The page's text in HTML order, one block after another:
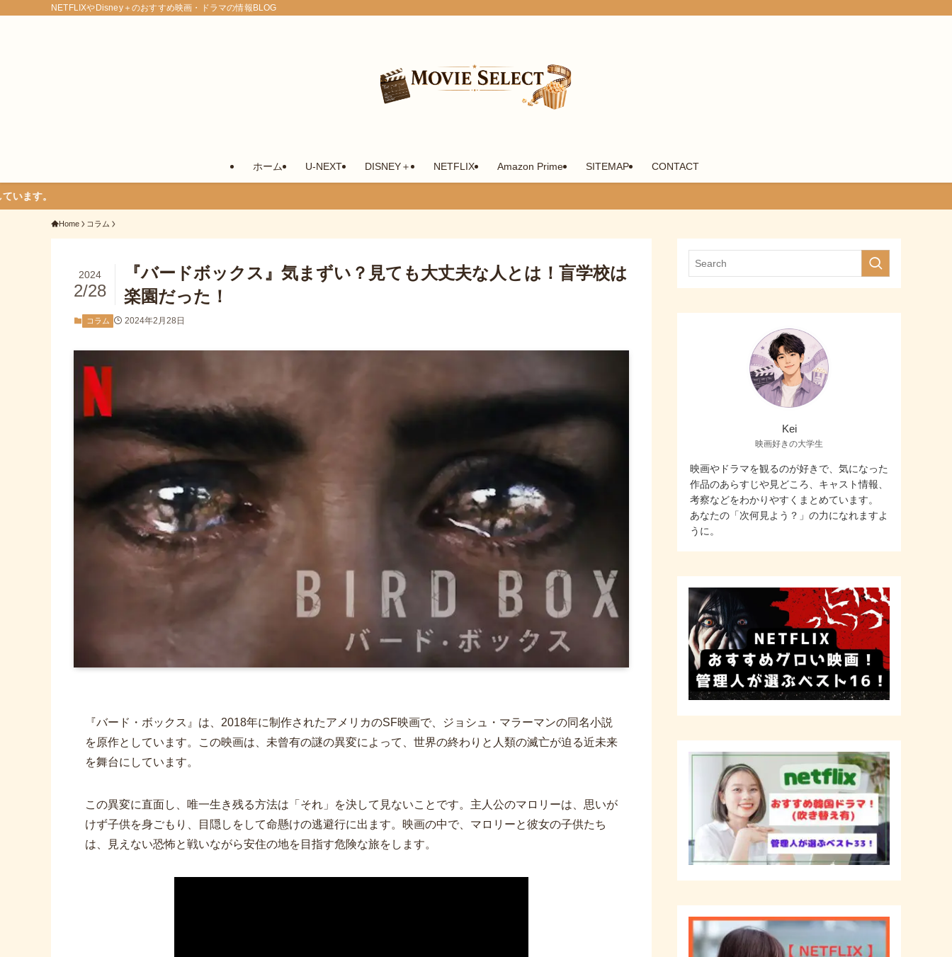
NETFLIXやDisney＋のおすすめ映画・ドラマの情報BLOG
ホーム U-NEXT DISNEY＋ NETFLIX Amazon Prime SITEMAP CONTACT
Home コラム
『バードボックス』気まずい？見ても大丈夫な人とは！盲学校は
楽園だった！
2024
2/28
コラム 2024年2月28日
『バード・ボックス』は、2018年に制作されたアメリカのSF映画で、ジョシュ・マラーマンの同名小説
を原作としています。この映画は、未曾有の謎の異変によって、世界の終わりと人類の滅亡が迫る近未来
を舞台にしています。
この異変に直面し、唯一生き残る方法は「それ」を決して見ないことです。主人公のマロリーは、思いが
けず子供を身ごもり、目隠しをして命懸けの逃避行に出ます。映画の中で、マロリーと彼女の子供たち
は、見えない恐怖と戦いながら安住の地を目指す危険な旅をします。
Kei
映画好きの大学生
映画やドラマを観るのが好きで、気になった
作品のあらすじや見どころ、キャスト情報、
考察などをわかりやすくまとめています。
あなたの「次何見よう？」の力になれますよ
うに。